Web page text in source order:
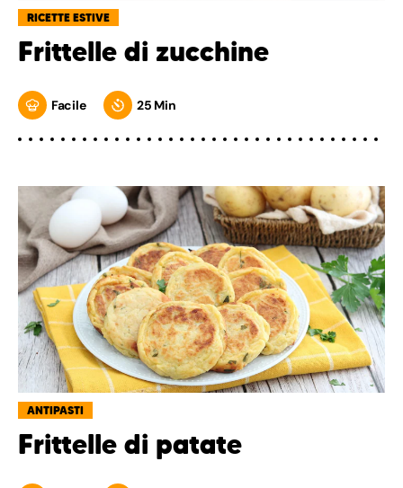
RICETTE ESTIVE
Frittelle di zucchine
Facile 25 Min
ANTIPASTI
Frittelle di patate